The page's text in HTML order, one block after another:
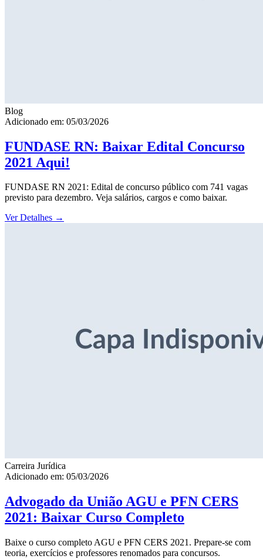
Blog
Adicionado em: 05/03/2026
FUNDASE RN: Baixar Edital Concurso
2021 Aqui!
FUNDASE RN 2021: Edital de concurso público com 741 vagas
previsto para dezembro. Veja salários, cargos e como baixar.
Ver Detalhes →
Carreira Jurídica
Adicionado em: 05/03/2026
Advogado da União AGU e PFN CERS
2021: Baixar Curso Completo
Baixe o curso completo AGU e PFN CERS 2021. Prepare-se com
teoria, exercícios e professores renomados para concursos.